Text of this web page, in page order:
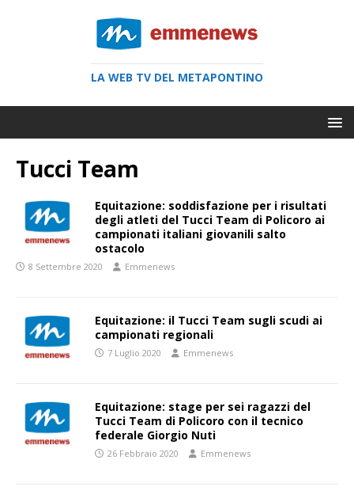
LA WEB TV DEL METAPONTINO
Tucci Team
Equitazione: soddisfazione per i risultati
degli atleti del Tucci Team di Policoro ai
campionati italiani giovanili salto
ostacolo
8 Settembre 2020 Emmenews
Equitazione: il Tucci Team sugli scudi ai
campionati regionali
7 Luglio 2020 Emmenews
Equitazione: stage per sei ragazzi del
Tucci Team di Policoro con il tecnico
federale Giorgio Nuti
26 Febbraio 2020 Emmenews